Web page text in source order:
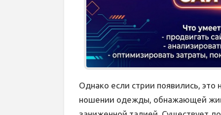
Однако если стрии появились, это
ношении одежды, обнажающей